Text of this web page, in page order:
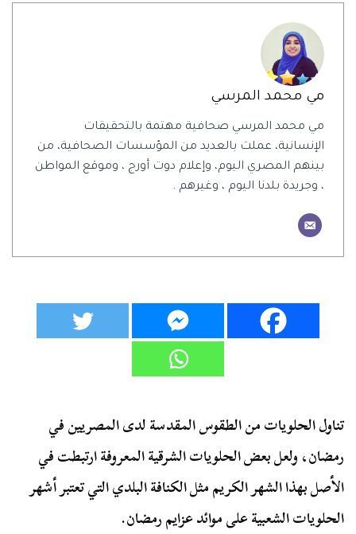
مي محمد المرسي
مي محمد المرسي صحافية مهتمة بالتحقيقات
الإنسانية، عملت بالعديد من المؤسسات الصحافية، من
بينهم المصري اليوم، وإعلام دوت أورج ، وموقع المواطن
، وجريدة بلدنا اليوم ، وغيرهم .
تناول الحلويات من الطقوس المقدسة لدى المصريين في
رمضان، ولعل بعض الحلويات الشرقية المعروفة ارتبطت في
الأصل بهذا الشهر الكريم مثل الكنافة البلدي التي تعتبر أشهر
الحلويات الشعبية على موائد عزايم رمضان.